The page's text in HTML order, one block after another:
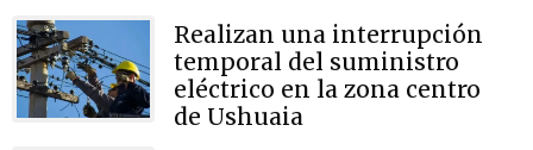
Realizan una interrupción
temporal del suministro
eléctrico en la zona centro
de Ushuaia